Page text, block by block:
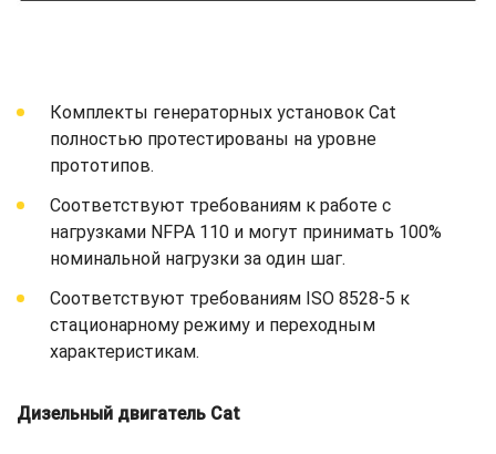
Комплекты генераторных установок Cat
полностью протестированы на уровне
прототипов.
Соответствуют требованиям к работе с
нагрузками NFPA 110 и могут принимать 100%
номинальной нагрузки за один шаг.
Соответствуют требованиям ISO 8528-5 к
стационарному режиму и переходным
характеристикам.
Дизельный двигатель Cat